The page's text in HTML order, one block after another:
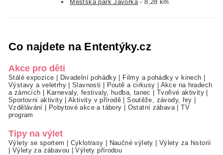
Městská park Javorka- 8,28 km
Co najdete na Ententýky.cz
Akce pro děti
Stálé expozice Divadelní pohádky Filmy a pohádky v kinech
Výstavy a veletrhy|Slavnosti Poutě a cirkusy
Akce na hradech
a zámcích
Karnevaly, festivaly, hudba, tanec Tvořivé aktivity
Sportovní aktivity|Aktivity v přírodě |Soutěže, závody, hry
Vzdělávání
Pobytové akce a tábory Ostatní zábava|TV
program
Tipy na výlet
Výlety se sportem Cyklotrasy Naučné výlety
Výlety za historií
Výlety za zábavou |Výlety přírodou